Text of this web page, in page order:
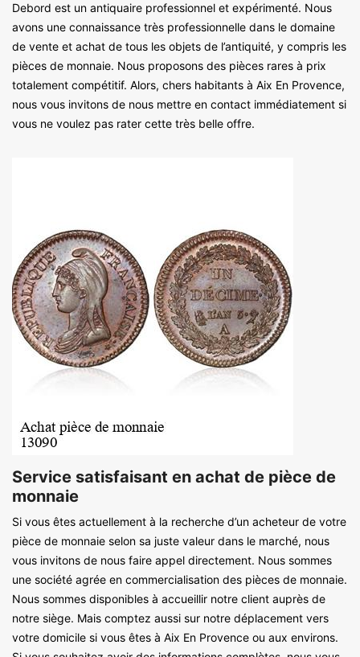
Debord est un antiquaire professionnel et expérimenté. Nous
avons une connaissance très professionnelle dans le domaine
de vente et achat de tous les objets de l’antiquité, y compris les
pièces de monnaie. Nous proposons des pièces rares à prix
totalement compétitif. Alors, chers habitants à Aix En Provence,
nous vous invitons de nous mettre en contact immédiatement si
vous ne voulez pas rater cette très belle offre.
Service satisfaisant en achat de pièce de
monnaie
Si vous êtes actuellement à la recherche d’un acheteur de votre
pièce de monnaie selon sa juste valeur dans le marché, nous
vous invitons de nous faire appel directement. Nous sommes
une société agrée en commercialisation des pièces de monnaie.
Nous sommes disponibles à accueillir notre client auprès de
notre siège. Mais comptez aussi sur notre déplacement vers
votre domicile si vous êtes à Aix En Provence ou aux environs.